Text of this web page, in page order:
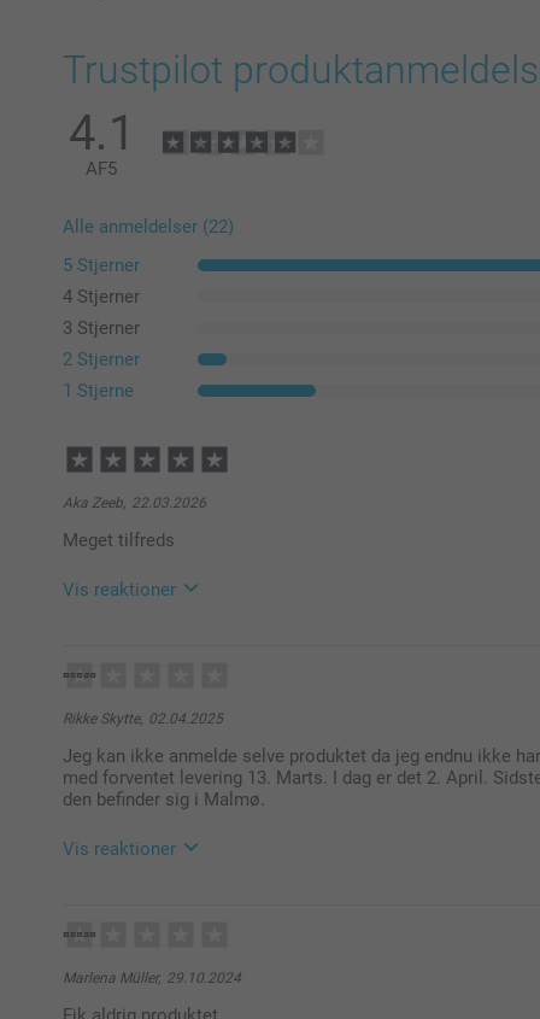
Trustpilot
4.1
AF5
Alle anmeldelser (22)
5 Stjerner
4 Stjerner
3 Stjerner
2 Stjerner
1 Stjerne
Aka Zeeb, 22.03.2026
Meget tilfreds
Vis reaktioner
Det er en sjov måde at gøre produktet mere
Rikke Skytte, 02.04.2025
Jeg kan ikke anmelde selve produktet da jeg endnu ikke
med forventet levering 13. Marts. I dag er det 2. April.
den befinder sig i Malmø.
Vis reaktioner
Marlena Müller, 29.10.2024